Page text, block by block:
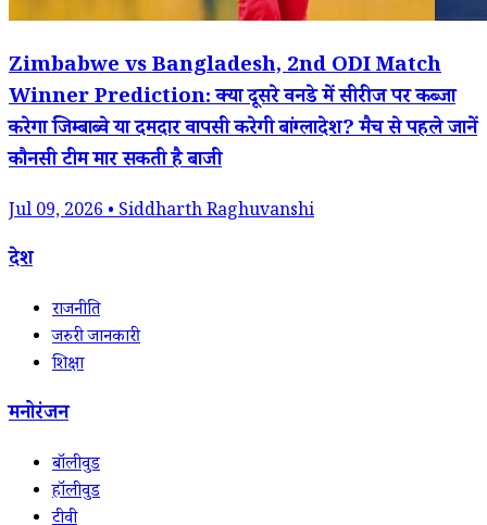
Zimbabwe vs Bangladesh, 2nd ODI Match
Winner Prediction: क्या दूसरे वनडे में सीरीज पर कब्जा
करेगा जिम्बाब्वे या दमदार वापसी करेगी बांग्लादेश? मैच से पहले जानें
कौनसी टीम मार सकती है बाजी
Jul 09, 2026 • Siddharth Raghuvanshi
देश
राजनीति
जरुरी जानकारी
शिक्षा
मनोरंजन
बॉलीवुड
हॉलीवुड